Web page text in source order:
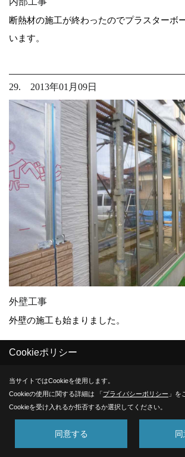
断熱材の施工が終わったのでプラスターボ
います。
29. 2013年01月09日
外壁工事
外壁の施工も始まりました。
Cookieポリシー
当サイトではCookieを使用します。
Cookieの使用に関する詳細は 「プライバシーポリシー 」を
Cookieを受け入れるか拒否するか選択してください。
同意する